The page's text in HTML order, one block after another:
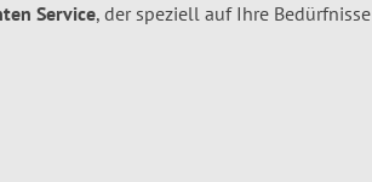
Service, der speziell auf Ihre Bedürfnisse